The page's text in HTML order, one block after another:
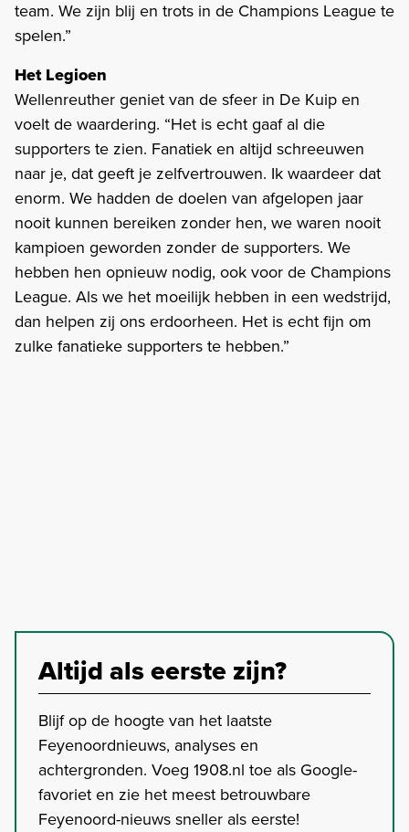
team. We zijn blij en trots in de Champions League te
spelen.”
Het Legioen
Wellenreuther geniet van de sfeer in De Kuip en
voelt de waardering. “Het is echt gaaf al die
supporters te zien. Fanatiek en altijd schreeuwen
naar je, dat geeft je zelfvertrouwen. Ik waardeer dat
enorm. We hadden de doelen van afgelopen jaar
nooit kunnen bereiken zonder hen, we waren nooit
kampioen geworden zonder de supporters. We
hebben hen opnieuw nodig, ook voor de Champions
League. Als we het moeilijk hebben in een wedstrijd,
dan helpen zij ons erdoorheen. Het is echt fijn om
zulke fanatieke supporters te hebben.”
Altijd als eerste zijn?
Blijf op de hoogte van het laatste
Feyenoordnieuws, analyses en
achtergronden. Voeg 1908.nl toe als Google-
favoriet en zie het meest betrouwbare
Feyenoord-nieuws sneller als eerste!